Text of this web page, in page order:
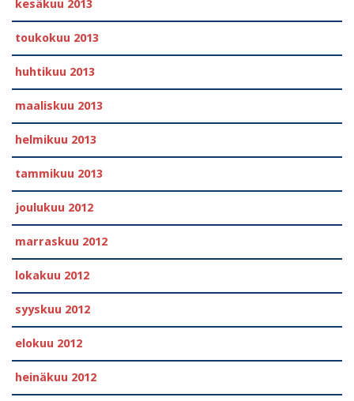
kesäkuu 2013
toukokuu 2013
huhtikuu 2013
maaliskuu 2013
helmikuu 2013
tammikuu 2013
joulukuu 2012
marraskuu 2012
lokakuu 2012
syyskuu 2012
elokuu 2012
heinäkuu 2012